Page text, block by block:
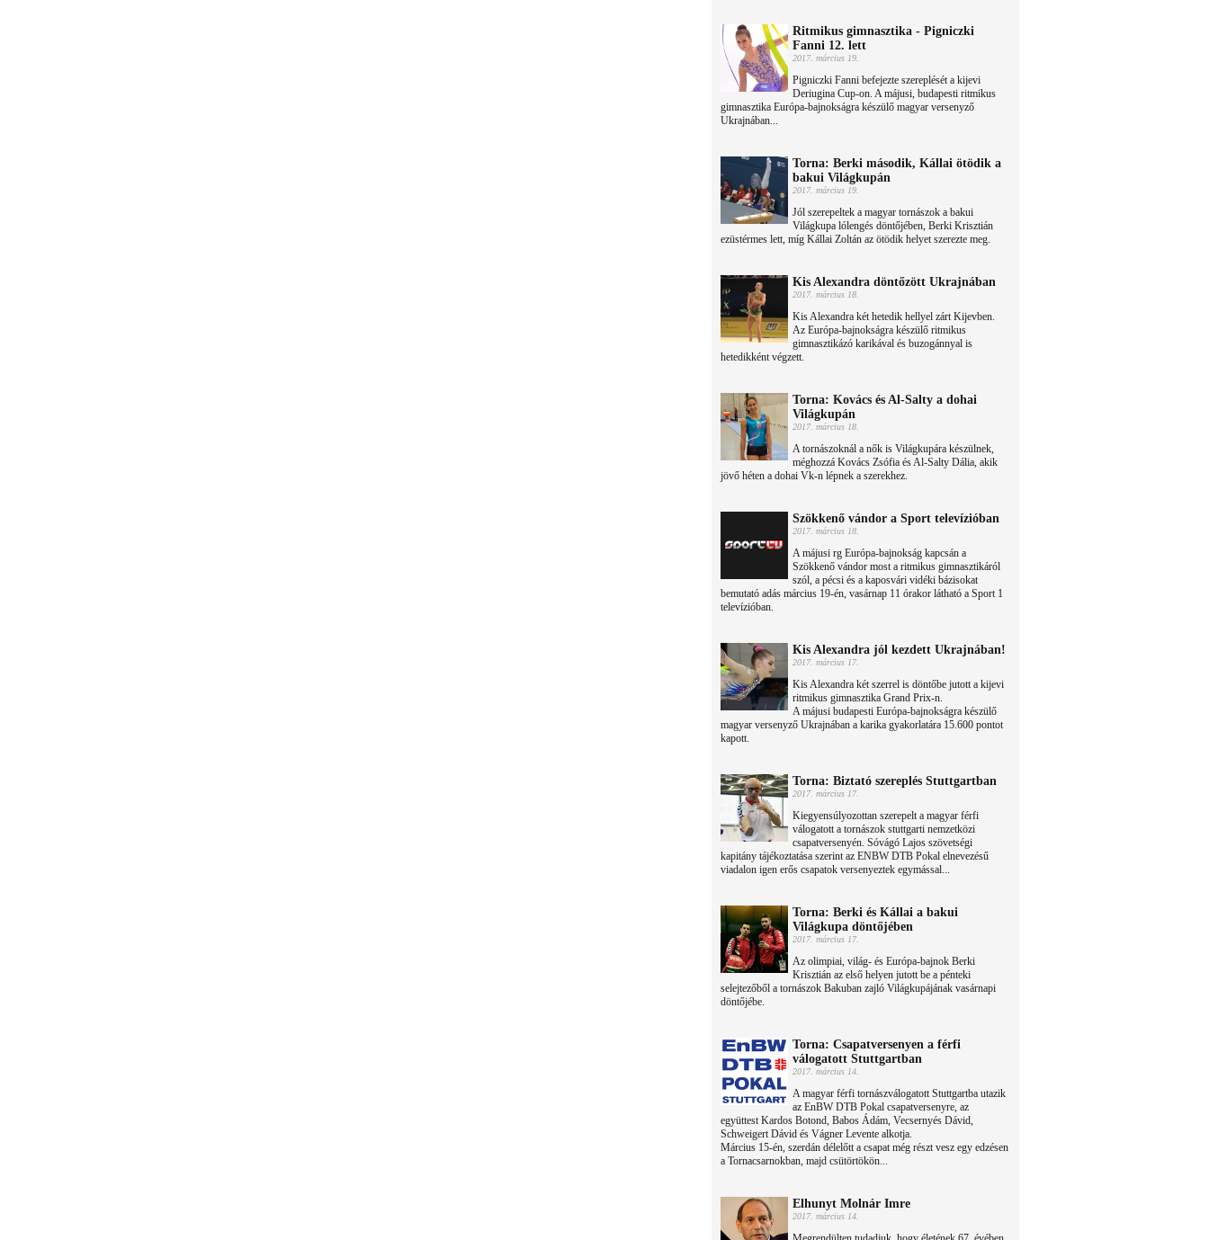
Ritmikus gimnasztika - Pigniczki
Fanni 12. lett
2017. március 19.
Pigniczki Fanni befejezte szereplését a kijevi
Deriugina Cup-on. A májusi, budapesti ritmikus
gimnasztika Európa-bajnokságra készülő magyar versenyző
Ukrajnában...
Torna: Berki második, Kállai ötödik a
bakui Világkupán
2017. március 19.
Jól szerepeltek a magyar tornászok a bakui
Világkupa lólengés döntőjében, Berki Krisztián
ezüstérmes lett, míg Kállai Zoltán az ötödik helyet szerezte meg.
Kis Alexandra döntőzött Ukrajnában
2017. március 18.
Kis Alexandra két hetedik hellyel zárt Kijevben.
Az Európa-bajnokságra készülő ritmikus
gimnasztikázó karikával és buzogánnyal is
hetedikként végzett.
Torna: Kovács és Al-Salty a dohai
Világkupán
2017. március 18.
A tornászoknál a nők is Világkupára készülnek,
méghozzá Kovács Zsófia és Al-Salty Dália, akik
jövő héten a dohai Vk-n lépnek a szerekhez.
Szökkenő vándor a Sport televízióban
2017. március 18.
A májusi rg Európa-bajnokság kapcsán a
Szökkenő vándor most a ritmikus gimnasztikáról
szól, a pécsi és a kaposvári vidéki bázisokat
bemutató adás március 19-én, vasárnap 11 órakor látható a Sport 1
televízióban.
Kis Alexandra jól kezdett Ukrajnában!
2017. március 17.
Kis Alexandra két szerrel is döntőbe jutott a kijevi
ritmikus gimnasztika Grand Prix-n.
A májusi budapesti Európa-bajnokságra készülő
magyar versenyző Ukrajnában a karika gyakorlatára 15.600 pontot
kapott.
Torna: Biztató szereplés Stuttgartban
2017. március 17.
Kiegyensúlyozottan szerepelt a magyar férfi
válogatott a tornászok stuttgarti nemzetközi
csapatversenyén. Sóvágó Lajos szövetségi
kapitány tájékoztatása szerint az ENBW DTB Pokal elnevezésű
viadalon igen erős csapatok versenyeztek egymással...
Torna: Berki és Kállai a bakui
Világkupa döntőjében
2017. március 17.
Az olimpiai, világ- és Európa-bajnok Berki
Krisztián az első helyen jutott be a pénteki
selejtezőből a tornászok Bakuban zajló Világkupájának vasárnapi
döntőjébe.
Torna: Csapatversenyen a férfi
válogatott Stuttgartban
2017. március 14.
A magyar férfi tornászválogatott Stuttgartba utazik
az EnBW DTB Pokal csapatversenyre, az
együttest Kardos Botond, Babos Ádám, Vecsernyés Dávid,
Schweigert Dávid és Vágner Levente alkotja.
Március 15-én, szerdán délelőtt a csapat még részt vesz egy edzésen
a Tornacsarnokban, majd csütörtökön...
Elhunyt Molnár Imre
2017. március 14.